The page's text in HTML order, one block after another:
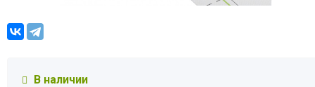
В наличии